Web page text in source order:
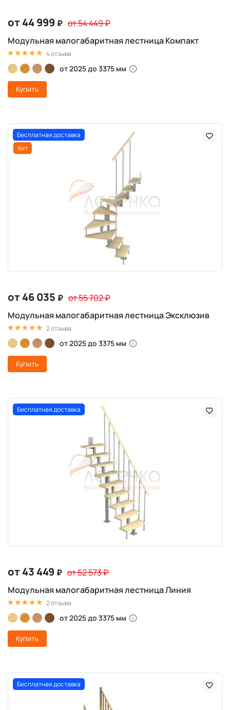
от 44 999 ₽ от 54 449₽
Модульная малогабаритная лестница Компакт
4 отзыва
от 2025 до 3375 мм
Купить
Бесплатная доставка
Хит
от 46 035 ₽ от 55 702₽
Модульная малогабаритная лестница Эксклюзив
2 отзыва
от 2025 до 3375 мм
Купить
Бесплатная доставка
от 43 449 ₽ от 52 573₽
Модульная малогабаритная лестница Линия
2 отзыва
от 2025 до 3375 мм
Купить
Бесплатная доставка